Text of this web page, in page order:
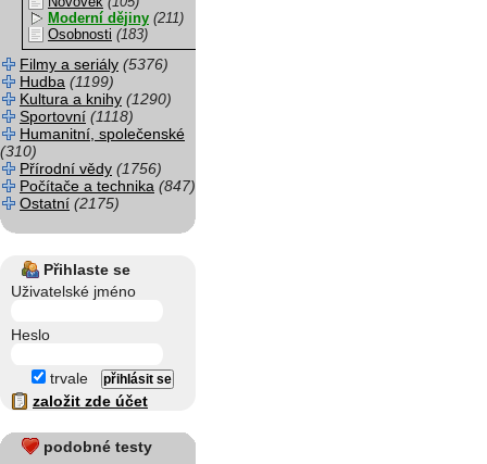
Moderní dějiny (211)
Osobnosti (183)
Filmy a seriály (5376)
Hudba (1199)
Kultura a knihy (1290)
Sportovní (1118)
Humanitní, společenské
(310)
Přírodní vědy (1756)
Počítače a technika (847)
Ostatní (2175)
Přihlaste se
Uživatelské jméno
Heslo
trvale
založit zde účet
podobné testy